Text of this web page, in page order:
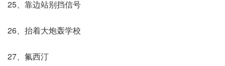
25、靠边站别挡信号
26、抬着大炮轰学校
27、氟西汀